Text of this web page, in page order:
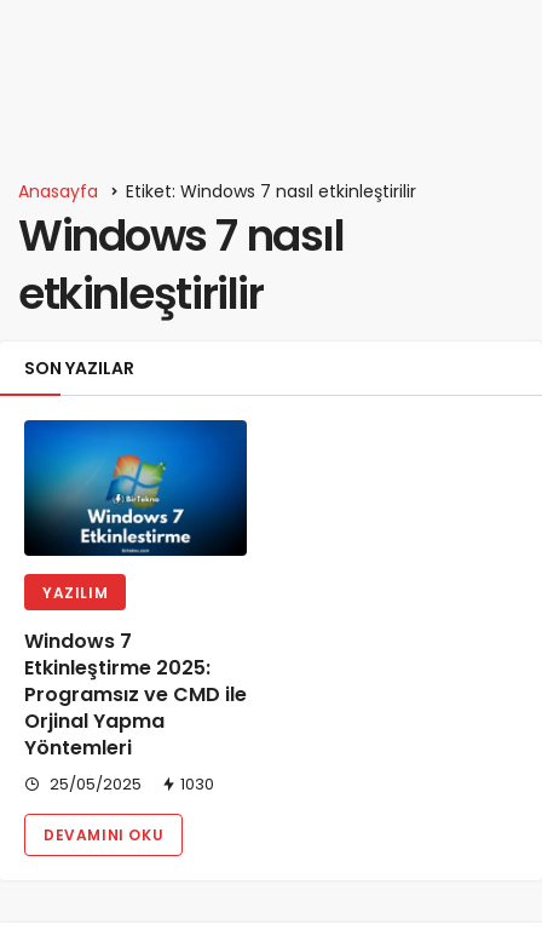
Anasayfa Etiket: Windows 7 nasıl etkinleştirilir
Windows 7 nasıl
etkinleştirilir
SON YAZILAR
YAZILIM
Windows 7
Etkinleştirme 2025:
Programsız ve CMD ile
Orjinal Yapma
Yöntemleri
25/05/2025 1030
DEVAMINI OKU